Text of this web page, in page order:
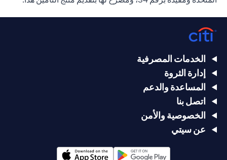
الخدمات المصرفية
إدارة الثروة
المساعدة والدعم
اتصل بنا
الخصوصية والأمن
عن سيتي